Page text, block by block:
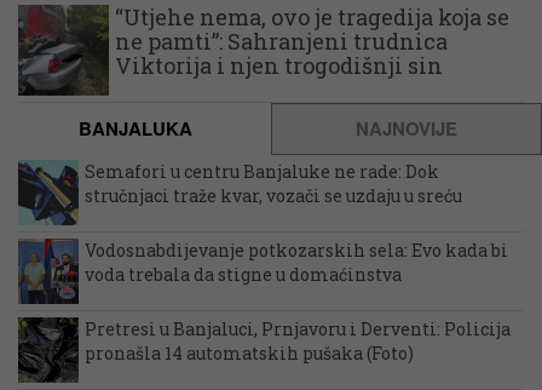
“Utjehe nema, ovo je tragedija koja se
ne pamti”: Sahranjeni trudnica
Viktorija i njen trogodišnji sin
BANJALUKA NAJNOVIJE
Semafori u centru Banjaluke ne rade: Dok
stručnjaci traže kvar, vozači se uzdaju u sreću
Vodosnabdijevanje potkozarskih sela: Evo kada bi
voda trebala da stigne u domaćinstva
Pretresi u Banjaluci, Prnjavoru i Derventi: Policija
pronašla 14 automatskih pušaka (Foto)